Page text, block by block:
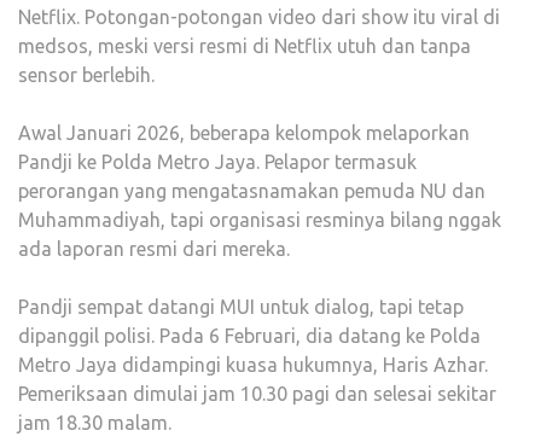
Netflix. Potongan-potongan video dari show itu viral di
medsos, meski versi resmi di Netflix utuh dan tanpa
sensor berlebih.
Awal Januari 2026, beberapa kelompok melaporkan
Pandji ke Polda Metro Jaya. Pelapor termasuk
perorangan yang mengatasnamakan pemuda NU dan
Muhammadiyah, tapi organisasi resminya bilang nggak
ada laporan resmi dari mereka.
Pandji sempat datangi MUI untuk dialog, tapi tetap
dipanggil polisi. Pada 6 Februari, dia datang ke Polda
Metro Jaya didampingi kuasa hukumnya, Haris Azhar.
Pemeriksaan dimulai jam 10.30 pagi dan selesai sekitar
jam 18.30 malam.